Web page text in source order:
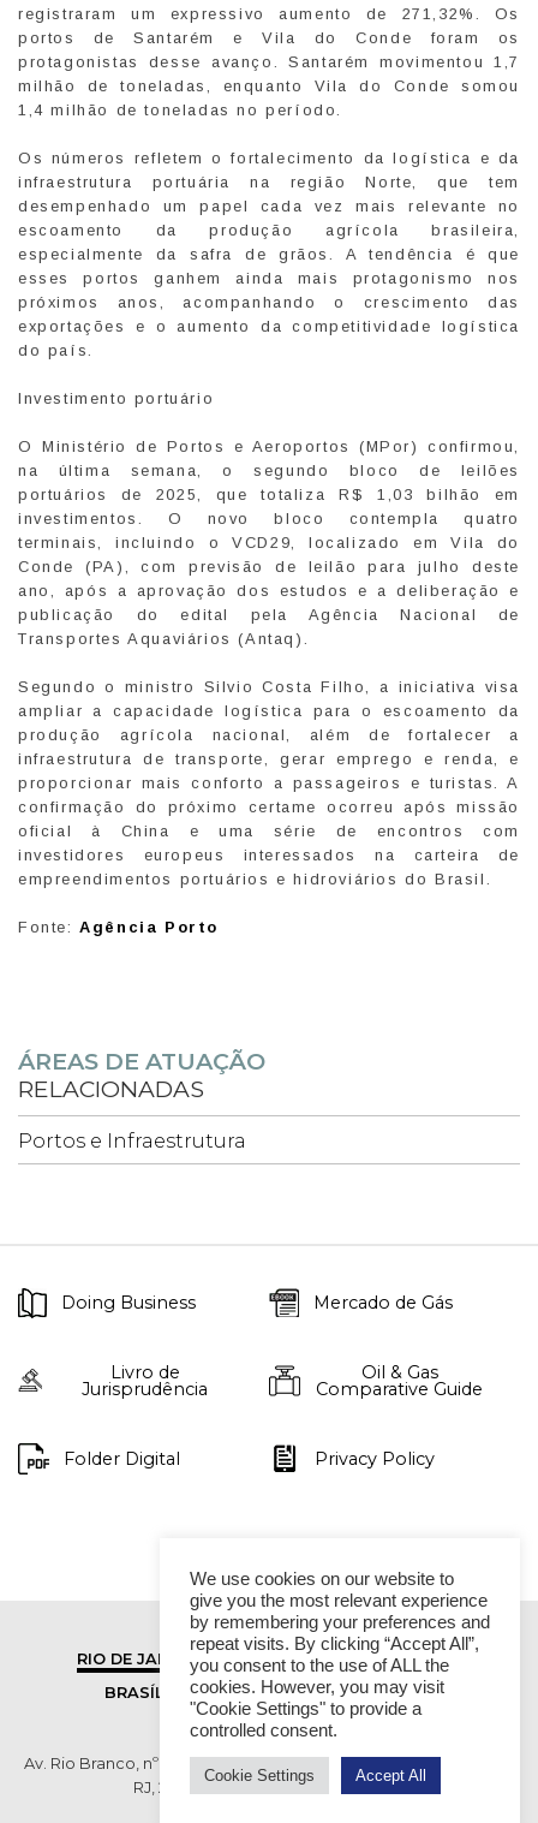
registraram um expressivo aumento de 271,32%. Os
portos de Santarém e Vila do Conde foram os
protagonistas desse avanço. Santarém movimentou 1,7
milhão de toneladas, enquanto Vila do Conde somou
1,4 milhão de toneladas no período.
Os números refletem o fortalecimento da logística e da
infraestrutura portuária na região Norte, que tem
desempenhado um papel cada vez mais relevante no
escoamento da produção agrícola brasileira,
especialmente da safra de grãos. A tendência é que
esses portos ganhem ainda mais protagonismo nos
próximos anos, acompanhando o crescimento das
exportações e o aumento da competitividade logística
do país.
Investimento portuário
O Ministério de Portos e Aeroportos (MPor) confirmou,
na última semana, o segundo bloco de leilões
portuários de 2025, que totaliza R$ 1,03 bilhão em
investimentos. O novo bloco contempla quatro
terminais, incluindo o VCD29, localizado em Vila do
Conde (PA), com previsão de leilão para julho deste
ano, após a aprovação dos estudos e a deliberação e
publicação do edital pela Agência Nacional de
Transportes Aquaviários (Antaq).
Segundo o ministro Silvio Costa Filho, a iniciativa visa
ampliar a capacidade logística para o escoamento da
produção agrícola nacional, além de fortalecer a
infraestrutura de transporte, gerar emprego e renda, e
proporcionar mais conforto a passageiros e turistas. A
confirmação do próximo certame ocorreu após missão
oficial à China e uma série de encontros com
investidores europeus interessados na carteira de
empreendimentos portuários e hidroviários do Brasil.
Fonte:Agência Porto
ÁREAS DE ATUAÇÃO
RELACIONADAS
Portos e Infraestrutura
Doing Business Mercado de Gás
Livro de
Jurisprudência
Oil & Gas
Comparative Guide
Folder Digital Privacy Policy
RIO DE JANEIRO
SÃO PAULO
BRASÍLIA
VITÓRIA
Av. Rio Branco, nº 01, 14º andar - Ed. RB1- Centro, Rio de Janeiro -
RJ, 20090-003 TEL (55 21) 2276 6200
We use cookies on our website to
give you the most relevant experience
by remembering your preferences and
repeat visits. By clicking “Accept All”,
you consent to the use of ALL the
cookies. However, you may visit
"Cookie Settings" to provide a
controlled consent.
Cookie Settings Accept All